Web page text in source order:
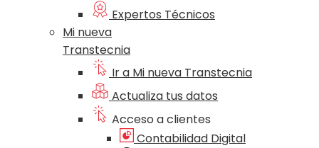
Expertos Técnicos
Mi nueva
Transtecnia
Ir a Mi nueva Transtecnia
Actualiza tus datos
Acceso a clientes
Contabilidad Digital